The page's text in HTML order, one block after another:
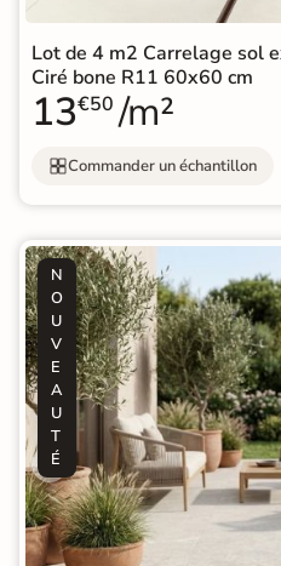
Lot de 4 m2 Carrelage sol
Ciré bone R11 60x60 cm
13€50 /m²
Commander un échantillon
N
O
U
V
E
A
U
T
É